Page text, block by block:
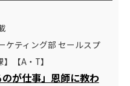
ケティング部 セールスプ
【A・T】
のが仕事」恩師に教わ